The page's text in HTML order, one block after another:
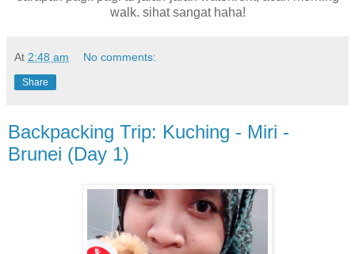
walk. sihat sangat haha!
At 2:48 am No comments:
Share
Backpacking Trip: Kuching - Miri -
Brunei (Day 1)